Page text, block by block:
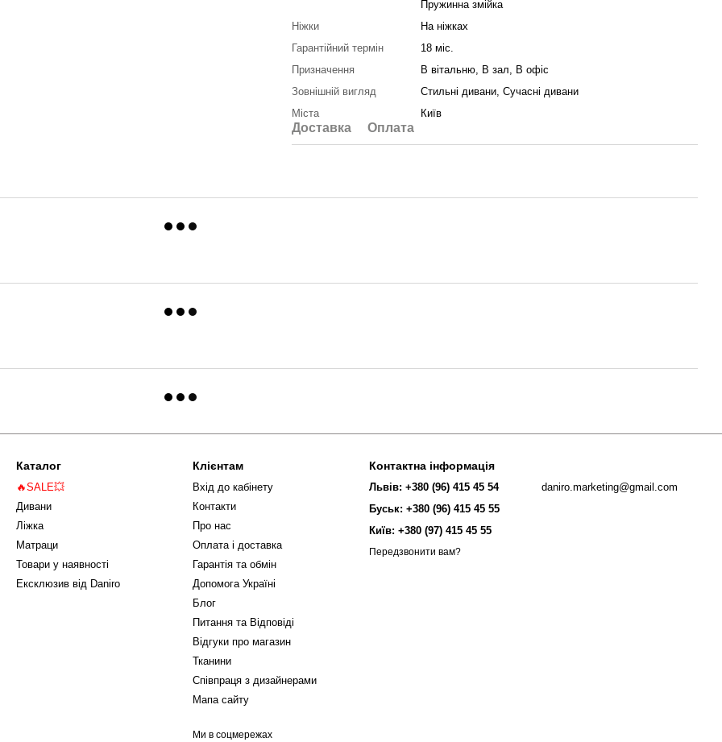
Пружинна змійка
Ніжки
На ніжках
Гарантійний термін
18 міс.
Призначення
В вітальню, В зал, В офіс
Зовнішній вигляд
Стильні дивани, Сучасні дивани
Міста
Київ
Доставка Оплата
Каталог
🔥SALE💥
Дивани
Ліжка
Матраци
Товари у наявності
Ексклюзив від Daniro
Клієнтам
Вхід до кабінету
Контакти
Про нас
Оплата і доставка
Гарантія та обмін
Допомога Україні
Блог
Питання та Відповіді
Відгуки про магазин
Тканини
Співпраця з дизайнерами
Мапа сайту
Ми в соцмережах
Контактна інформація
Львів: +380 (96) 415 45 54
Буськ: +380 (96) 415 45 55
Київ: +380 (97) 415 45 55
Передзвонити вам?
daniro.marketing@gmail.com